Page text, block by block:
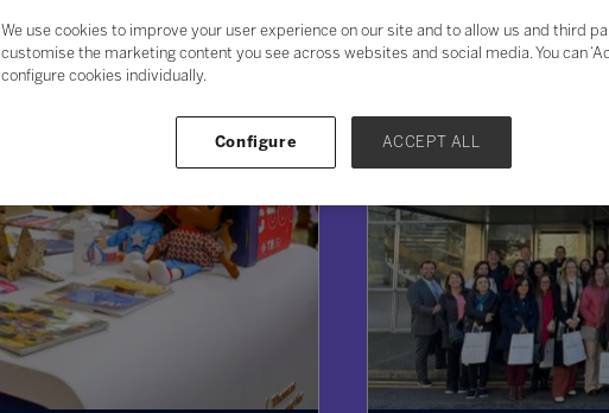
We use cookies to improve your user experience on our site and to allow us and third
customise the marketing content you see across websites and social media. You can
configure cookies individually.
Configure ACCEPT ALL